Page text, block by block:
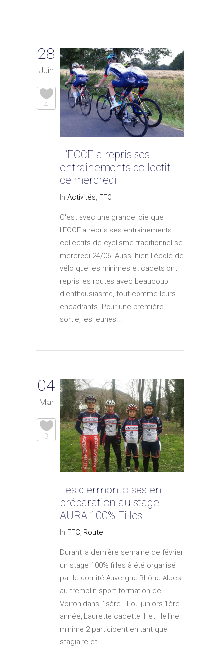
28
Juin
4
L’ECCF a repris ses
entrainements collectif
ce mercredi
In Activités, FFC
C'est avec une grande joie que
l'ECCF a repris ses entrainements
collectifs de cyclisme traditionnel se
mercredi 24/06. Aussi bien l'école de
vélo que les minimes et cadets ont
repris les routes avec beaucoup
d'enthousiasme, tout comme leurs
encadrants. Pour une première
sortie, les jeunes...
04
Mar
3
Les clermontoises en
préparation au stage
AURA 100% Filles
In FFC, Route
Durant la dernière semaine de février
un stage 100% filles à été organisé
par le comité Auvergne Rhône Alpes
au tremplin sport formation de
Voiron dans l’Isère . Lou juniors 1ère
année, Laurette cadette 1 et Helline
minime 2 participent en tant que
stagiaire et...